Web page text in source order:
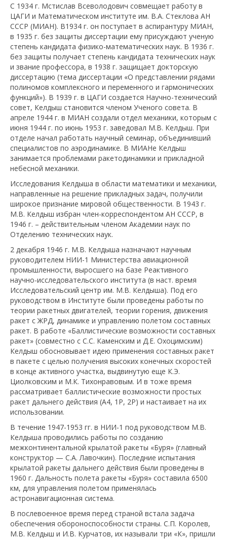
С 1934 г. Мстислав Всеволодович совмещает работу в
ЦАГИ и Математическом институте им. В.А. Стеклова АН
СССР (МИАН). В1934 г. он поступает в аспирантуру МИАН,
в 1935 г. без защиты диссертации ему присуждают ученую
степень кандидата физико-математических наук. В 1936 г.
без защиты получает степень кандидата технических наук
и звание профессора, в 1938 г. защищает докторскую
диссертацию (тема диссертации «О представлении рядами
полиномов комплексного и переменного и гармонических
функций»). В 1939 г. в ЦАГИ создается Научно-технический
совет, Келдыш становится членом Ученого совета. В
апреле 1944 г. в МИАН создали отдел механики, которым с
июня 1944 г. по июнь 1953 г. заведовал М.В. Келдыш. При
отделе начал работать научный семинар, объединивший
специалистов по аэродинамике. В МИАНе Келдыш
занимается проблемами ракетодинамики и прикладной
небесной механики.
Исследования Келдыша в области математики и механики,
направленные на решение прикладных задач, получили
широкое признание мировой общественности. В 1943 г.
М.В. Келдыш избран член-корреспондентом АН СССР, в
1946 г. – действительным членом Академии наук по
Отделению технических наук.
2 декабря 1946 г. М.В. Келдыша назначают научным
руководителем НИИ-1 Министерства авиационной
промышленности, выросшего на базе Реактивного
научно-исследовательского института (в наст. время
Исследовательский центр им. М.В. Келдыша). Под его
руководством в Институте были проведены работы по
теории ракетных двигателей, теории горения, движения
ракет с ЖРД, динамике и управлению полетом составных
ракет. В работе «Баллистические возможности составных
ракет» (совместно с С.С. Каменским и Д.Е. Охоцимским)
Келдыш обосновывает идею применения составных ракет
в пакете с целью получения высоких конечных скоростей
в конце активного участка, выдвинутую еще К.Э.
Циолковским и М.К. Тихонравовым. И в тоже время
рассматривает баллистические возможности простых
ракет дальнего действия (А4, 1Р, 2Р) и настаивает на их
использовании.
В течение 1947-1953 гг. в НИИ-1 под руководством М.В.
Келдыша проводились работы по созданию
межконтинентальной крылатой ракеты «Буря» (главный
конструктор — С.А. Лавочкин). Последние испытания
крылатой ракеты дальнего действия были проведены в
1960 г. Дальность полета ракеты «Буря» составила 6500
км, для управления полетом применялась
астронавигационная система.
В послевоенное время перед страной встала задача
обеспечения обороноспособности страны. С.П. Королев,
М.В. Келдыш и И.В. Курчатов, их называли три «К», пришли